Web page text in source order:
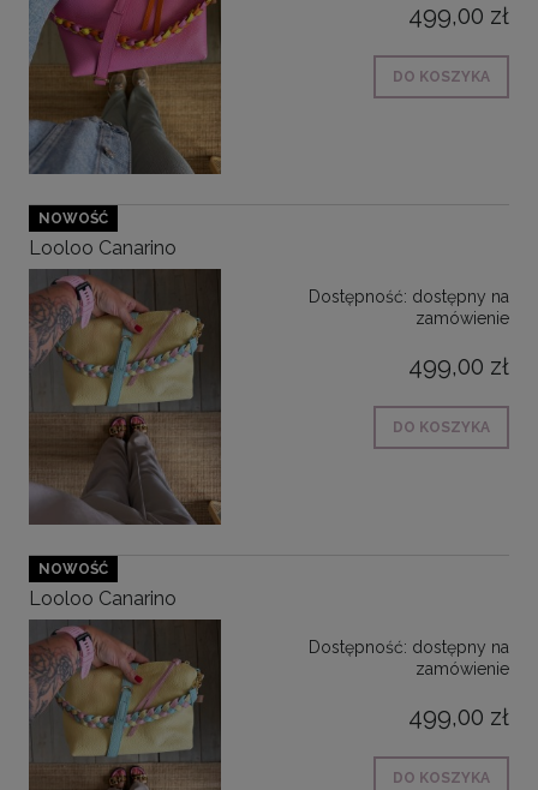
499,00 zł
DO KOSZYKA
Looloo Canarino
Dostępność: dostępny na
zamówienie
499,00 zł
DO KOSZYKA
NOWOŚĆ
Looloo Canarino
Dostępność: dostępny na
zamówienie
499,00 zł
DO KOSZYKA
NOWOŚĆ